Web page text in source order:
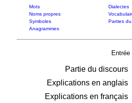
Mots Dialectes
Noms propres
Symboles
Parties
Anagrammes
Entrée
Partie du discours
Explications en anglais
Explications en français